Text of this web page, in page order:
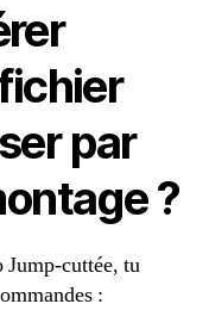
par
?
Jump-cuttée, tu
: